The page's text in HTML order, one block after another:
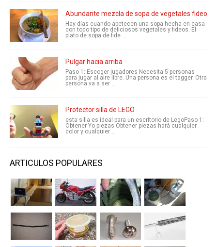
Abundante mezcla de sopa de vegetales fideos -
Hay días cuando apetecen una sopa hecha en casa
con todo tipo de deliciosos vegetales y fideos. El
plato de sopa de fide ...
Pulgar hacia arriba
Paso 1: Escoger jugadores Necesita 5 personas
para jugar al aire libre. Una persona es el tagger. Otra
persona va a ser ...
Protector silla de LEGO
esta silla es ideal para un escritorio de LegoPaso 1:
Obtener Yo piezas Obtener piezas hará cualquier
color y cualquier ...
ARTICULOS POPULARES